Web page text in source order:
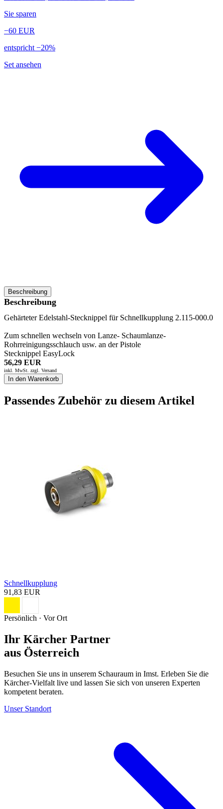
Sie sparen
−60 EUR
entspricht −20%
Set ansehen
Beschreibung
Beschreibung
Gehärteter Edelstahl-Stecknippel für Schnellkupplung 2.115-000.0
Zum schnellen wechseln von Lanze- Schaumlanze-
Rohrreinigungsschlauch usw. an der Pistole
Stecknippel EasyLock
56,29 EUR
inkl. MwSt. zzgl. Versand
In den Warenkorb
Passendes Zubehör zu diesem Artikel
Schnellkupplung
91,83 EUR
Persönlich · Vor Ort
Ihr Kärcher Partner
aus Österreich
Besuchen Sie uns in unserem Schauraum in Imst. Erleben Sie die
Kärcher-Vielfalt live und lassen Sie sich von unseren Experten
kompetent beraten.
Unser Standort